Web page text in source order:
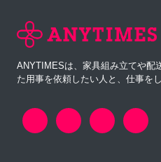
ANYTIMESは、家具組み立てや配
た用事を依頼したい人と、仕事を